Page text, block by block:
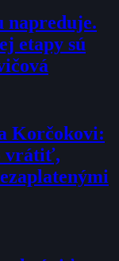
napreduje.
etapy sú
Korčokovi:
vrátiť,